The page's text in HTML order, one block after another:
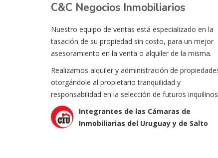
C&C Negocios Inmobiliarios
Nuestro equipo de ventas está especializado en la
tasación de su propiedad sin costo, para un mejor
asesoramiento en la venta o alquiler de la misma.
Realizamos alquiler y administración de
otorgándole al propietario tranquilidad y
responsabilidad en la selección de futuros
Integrantes de las Cámaras de
Inmobiliarias del Uruguay y de Salto